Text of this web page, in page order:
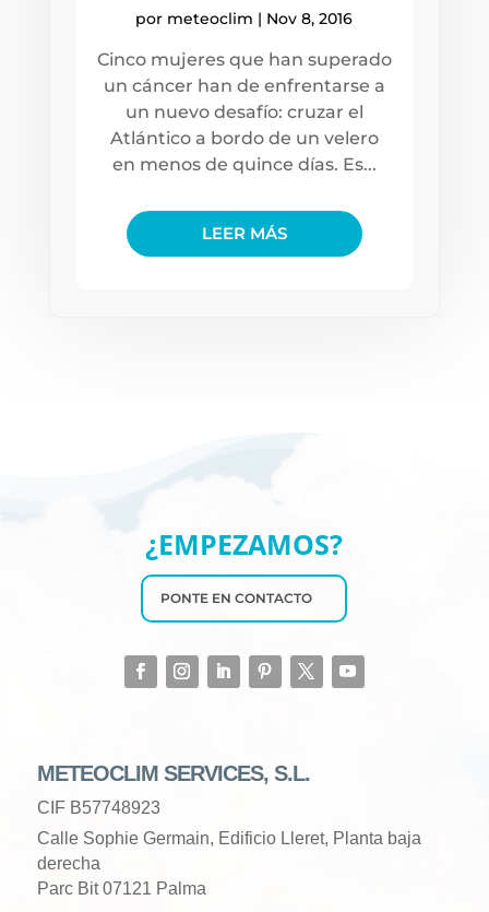
por meteoclim | Nov 8, 2016
Cinco mujeres que han superado
un cáncer han de enfrentarse a
un nuevo desafío: cruzar el
Atlántico a bordo de un velero
en menos de quince días. Es...
LEER MÁS
¿EMPEZAMOS?
PONTE EN CONTACTO
METEOCLIM SERVICES, S.L.
CIF B57748923
Calle Sophie Germain, Edificio Lleret, Planta baja
derecha
Parc Bit 07121 Palma